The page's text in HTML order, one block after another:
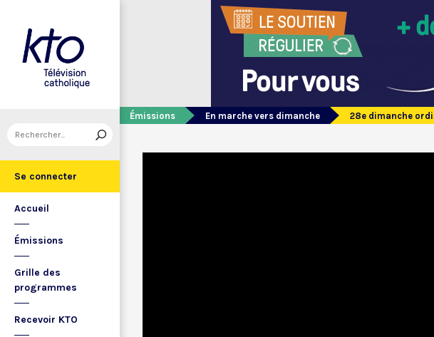
Se connecter
Accueil
Émissions
Grille des
programmes
Recevoir KTO
Émissions En marche vers dimanche 28e dimanche